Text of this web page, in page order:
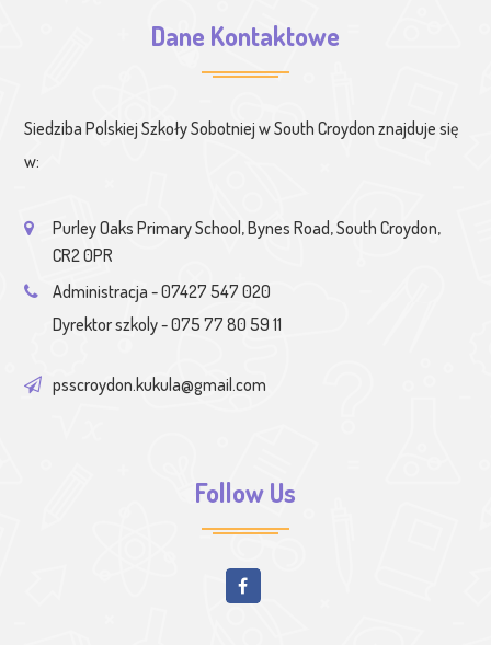
Dane Kontaktowe
Siedziba Polskiej Szkoły Sobotniej w South Croydon znajduje się
w:
Purley Oaks Primary School, Bynes Road, South Croydon,
CR2 0PR
Administracja - 07427 547 020
Dyrektor szkoly - 075 77 80 59 11
psscroydon.kukula@gmail.com
Follow Us